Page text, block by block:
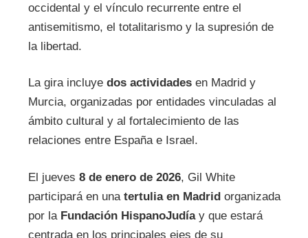
occidental y el vínculo recurrente entre el
antisemitismo, el totalitarismo y la supresión de
la libertad.
La gira incluye dos actividades en Madrid y
Murcia, organizadas por entidades vinculadas al
ámbito cultural y al fortalecimiento de las
relaciones entre España e Israel.
El jueves 8 de enero de 2026, Gil White
participará en una tertulia en Madridorganizada
por la Fundación HispanoJudíay que estará
centrada en los principales ejes de su